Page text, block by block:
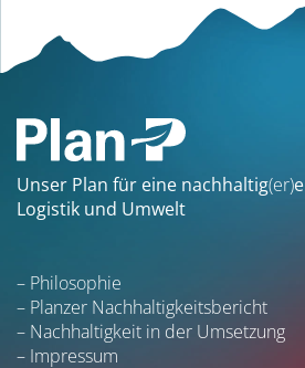
Unser Plan für eine nachhaltig(er)e
Logistik und Umwelt
Philosophie
Planzer Nachhaltigkeitsbericht
Nachhaltigkeit in der Umsetzung
Impressum